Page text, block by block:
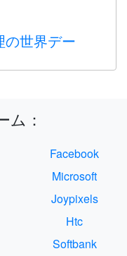
の世界デー
ム：
Facebook
Microsoft
Joypixels
Htc
Softbank